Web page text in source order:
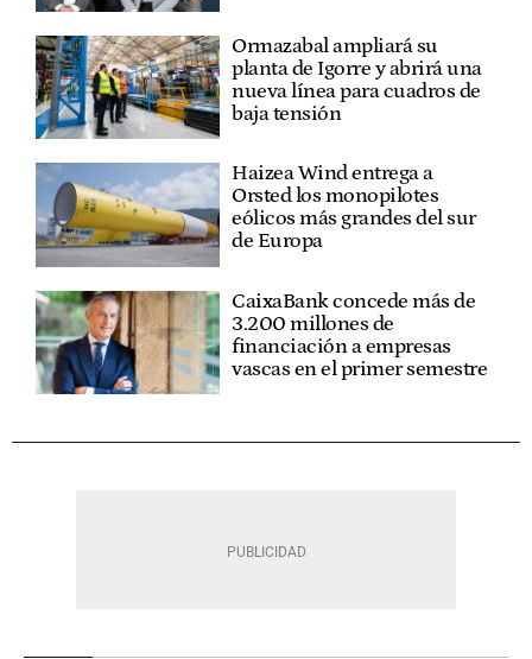
Ormazabal ampliará su
planta de Igorre y abrirá una
nueva línea para cuadros de
baja tensión
Haizea Wind entrega a
Orsted los monopilotes
eólicos más grandes del sur
de Europa
CaixaBank concede más de
3.200 millones de
financiación a empresas
vascas en el primer semestre